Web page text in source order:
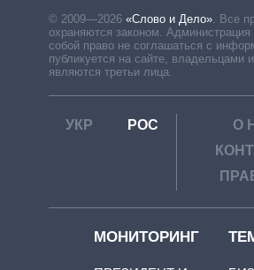
© 2009—2026 «Слово и Дело». Все
охраняются законом. Администрация
собой право не соглашаться с
публикуется на сайте, владельцами
являются третьи лица.
УКР РОС
О
МОНИТОРИНГ